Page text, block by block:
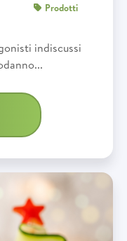
Prodotti
indiscussi